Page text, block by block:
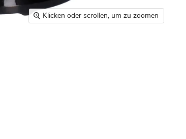
Klicken oder scrollen, um zu zoomen